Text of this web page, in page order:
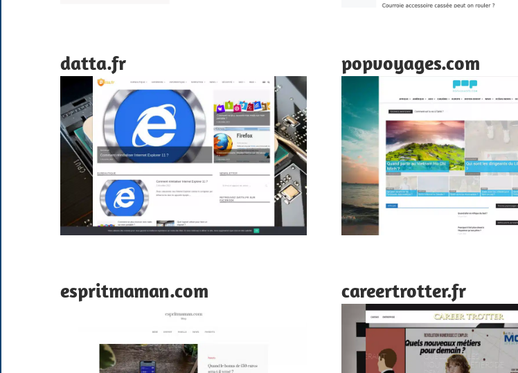
datta.fr popvoyages.com
espritmaman.com careertrotter.fr